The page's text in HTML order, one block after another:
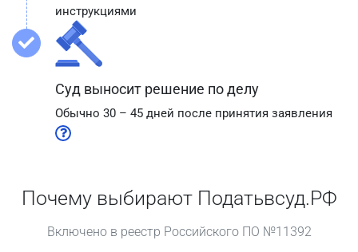
инструкциями
Суд выносит решение по делу
Обычно 30 – 45 дней после принятия заявления
Почему выбирают Податьвсуд.РФ
Включено в реестр Российского ПО №11392